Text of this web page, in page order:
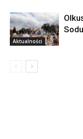
Aktualności